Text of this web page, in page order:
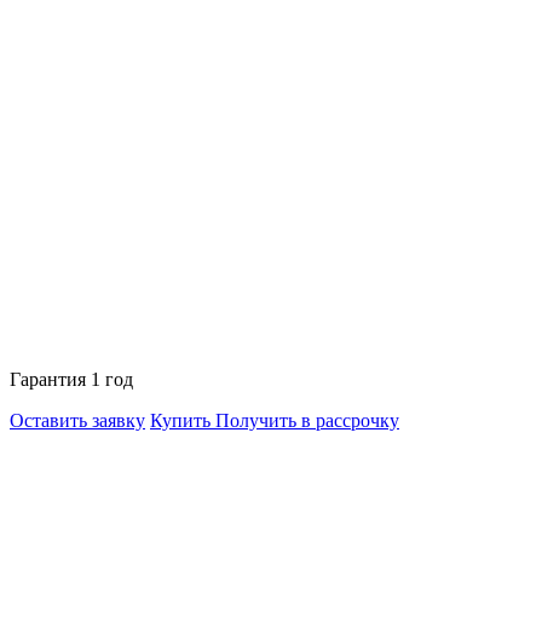
Гарантия 1 год
Оставить заявку Купить Получить в рассрочку